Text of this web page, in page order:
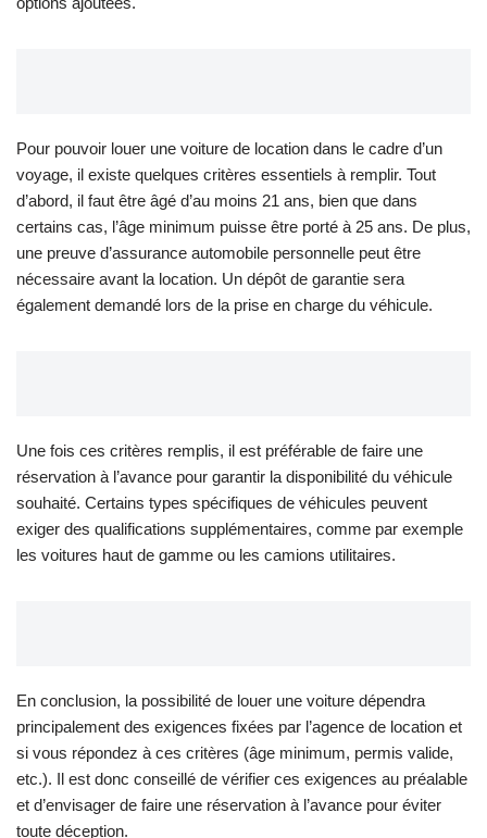
Pour pouvoir louer une voiture de location dans le cadre d’un
voyage, il existe quelques critères essentiels à remplir. Tout
d’abord, il faut être âgé d’au moins 21 ans, bien que dans
certains cas, l’âge minimum puisse être porté à 25 ans. De plus,
une preuve d’assurance automobile personnelle peut être
nécessaire avant la location. Un dépôt de garantie sera
également demandé lors de la prise en charge du véhicule.
Une fois ces critères remplis, il est préférable de faire une
réservation à l’avance pour garantir la disponibilité du véhicule
souhaité. Certains types spécifiques de véhicules peuvent
exiger des qualifications supplémentaires, comme par exemple
les voitures haut de gamme ou les camions utilitaires.
En conclusion, la possibilité de louer une voiture dépendra
principalement des exigences fixées par l’agence de location et
si vous répondez à ces critères (âge minimum, permis valide,
etc.). Il est donc conseillé de vérifier ces exigences au préalable
et d’envisager de faire une réservation à l’avance pour éviter
toute déception.